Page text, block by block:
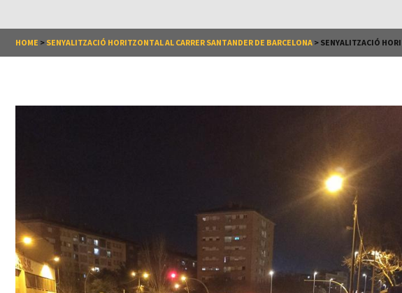
HOME > SENYALITZACIÓ HORITZONTAL AL CARRER SANTANDER DE BARCELONA > SENYALITZACIÓ